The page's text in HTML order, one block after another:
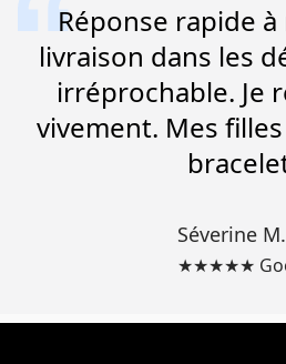
Réponse rapide à
livraison dans les
irréprochable. Je
vivement. Mes
Séverine M.
★★★★★